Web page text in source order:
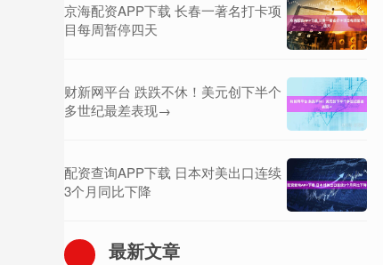
京海配资APP下载 长春一著名打卡项
目每周暂停四天
财新网平台 跌跌不休！美元创下半个
多世纪最差表现→
配资查询APP下载 日本对美出口连续
3个月同比下降
最新文章